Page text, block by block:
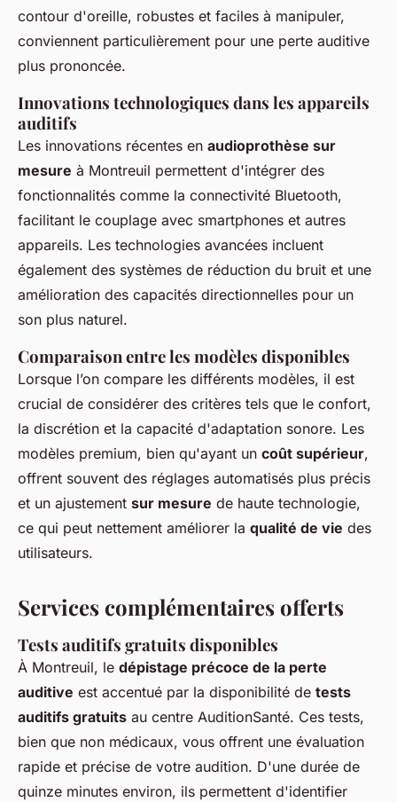
contour d'oreille, robustes et faciles à manipuler,
conviennent particulièrement pour une perte auditive
plus prononcée.
Innovations technologiques dans les appareils
auditifs
Les innovations récentes en audioprothèse sur
mesure à Montreuil permettent d'intégrer des
fonctionnalités comme la connectivité Bluetooth,
facilitant le couplage avec smartphones et autres
appareils. Les technologies avancées incluent
également des systèmes de réduction du bruit et une
amélioration des capacités directionnelles pour un
son plus naturel.
Comparaison entre les modèles disponibles
Lorsque l’on compare les différents modèles, il est
crucial de considérer des critères tels que le confort,
la discrétion et la capacité d'adaptation sonore. Les
modèles premium, bien qu'ayant un coût supérieur,
offrent souvent des réglages automatisés plus précis
et un ajustement sur mesure de haute technologie,
ce qui peut nettement améliorer la qualité de vie des
utilisateurs.
Services complémentaires offerts
Tests auditifs gratuits disponibles
À Montreuil, le dépistage précoce de la perte
auditive est accentué par la disponibilité de tests
auditifs gratuits au centre AuditionSanté. Ces tests,
bien que non médicaux, vous offrent une évaluation
rapide et précise de votre audition. D'une durée de
quinze minutes environ, ils permettent d'identifier